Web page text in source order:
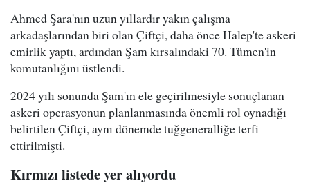
Ahmed Şara'nın uzun yıllardır yakın çalışma
arkadaşlarından biri olan Çiftçi, daha önce Halep'te askeri
emirlik yaptı, ardından Şam kırsalındaki 70. Tümen'in
komutanlığını üstlendi.
2024 yılı sonunda Şam'ın ele geçirilmesiyle sonuçlanan
askeri operasyonun planlanmasında önemli rol oynadığı
belirtilen Çiftçi, aynı dönemde tuğgeneralliğe terfi
ettirilmişti.
Kırmızı listede yer alıyordu